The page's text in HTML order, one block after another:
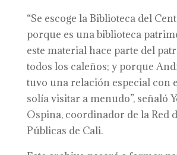
“Se escoge la Biblioteca del
porque es una biblioteca
este material hace parte del
todos los caleños; y porque
tuvo una relación especial con
solía visitar a menudo”, señaló
Ospina, coordinador de la Red
Públicas de Cali.